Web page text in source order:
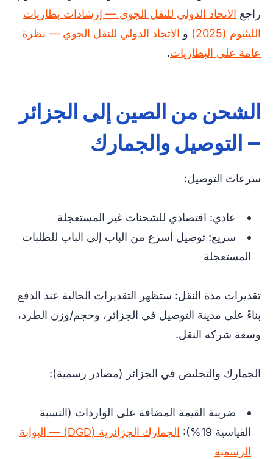
راجع الاتحاد الدولي للنقل الجوي — إرشادات بطاريات
الليثيوم (2025)
و الاتحاد الدولي للنقل الجوي — نظرة
عامة على البطاريات.
الشحن من الصين إلى الجزائر
– التوصيل والجمارك
سرعات التوصيل:
عادي: اقتصادي للشحنات غير المستعجلة
سريع: توصيل أسرع من الباب إلى الباب للطلبات
المستعجلة
تقديرات مدة النقل: ستظهر التقديرات الحالية عند الدفع
بناءً على مدينة التوصيل في الجزائر، وحجم/وزن الطرد،
وسعة شركة النقل.
الجمارك والتخليص في الجزائر (مصادر رسمية):
ضريبة القيمة المضافة على الواردات (النسبة
القياسية 19%):
الجمارك الجزائرية (DGD) — البوابة
الرسمية